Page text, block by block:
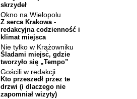
skrzydeł
Okno na Wielopolu
Z serca Krakowa -
redakcyjna codzienność i
klimat miejsca
Nie tylko w Krążowniku
Śladami miejsc, gdzie
tworzyło się „Tempo”
Gościli w redakcji
Kto przeszedł przez te
drzwi (i dlaczego nie
zapomniał wizyty)